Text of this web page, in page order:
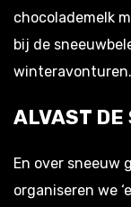
chocolademelk
bij de
winteravonturen.
ALVAST DE
En over sneeuw
organiseren we